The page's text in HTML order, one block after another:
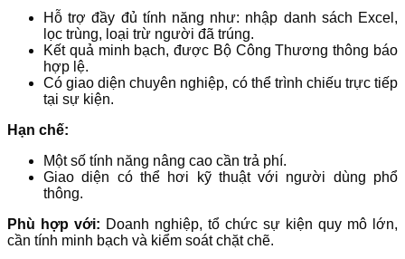
Hỗ trợ đầy đủ tính năng như: nhập danh sách Excel,
lọc trùng, loại trừ người đã trúng.
Kết quả minh bạch, được Bộ Công Thương thông báo
hợp lệ.
Có giao diện chuyên nghiệp, có thể trình chiếu trực tiếp
tại sự kiện.
Hạn chế:
Một số tính năng nâng cao cần trả phí.
Giao diện có thể hơi kỹ thuật với người dùng phổ
thông.
Phù hợp với: Doanh nghiệp, tổ chức sự kiện quy mô lớn,
cần tính minh bạch và kiểm soát chặt chẽ.